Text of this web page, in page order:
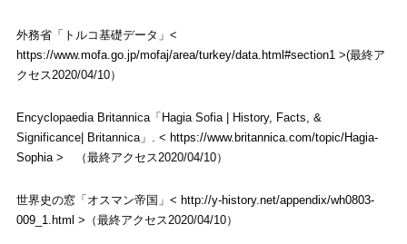
外務省「トルコ基礎データ」<
https://www.mofa.go.jp/mofaj/area/turkey/data.html#section1>(最終ア
クセス2020/04/10）
Encyclopaedia Britannica「Hagia Sofia | History, Facts, &
Significance| Britannica」. < https://www.britannica.com/topic/Hagia-
Sophia> （最終アクセス2020/04/10）
世界史の窓「オスマン帝国」< http://y-history.net/appendix/wh0803-
009_1.html >（最終アクセス2020/04/10）